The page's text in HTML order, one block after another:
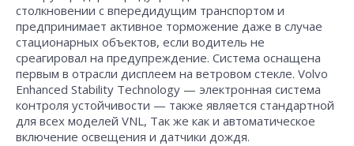
столкновении с впередидущим транспортом и
предпринимает активное торможение даже в случае
стационарных объектов, если водитель не
среагировал на предупреждение. Система оснащена
первым в отрасли дисплеем на ветровом стекле. Volvo
Enhanced Stability Technology — электронная система
контроля устойчивости — также является стандартной
для всех моделей VNL, Так же как и автоматическое
включение освещения и датчики дождя.